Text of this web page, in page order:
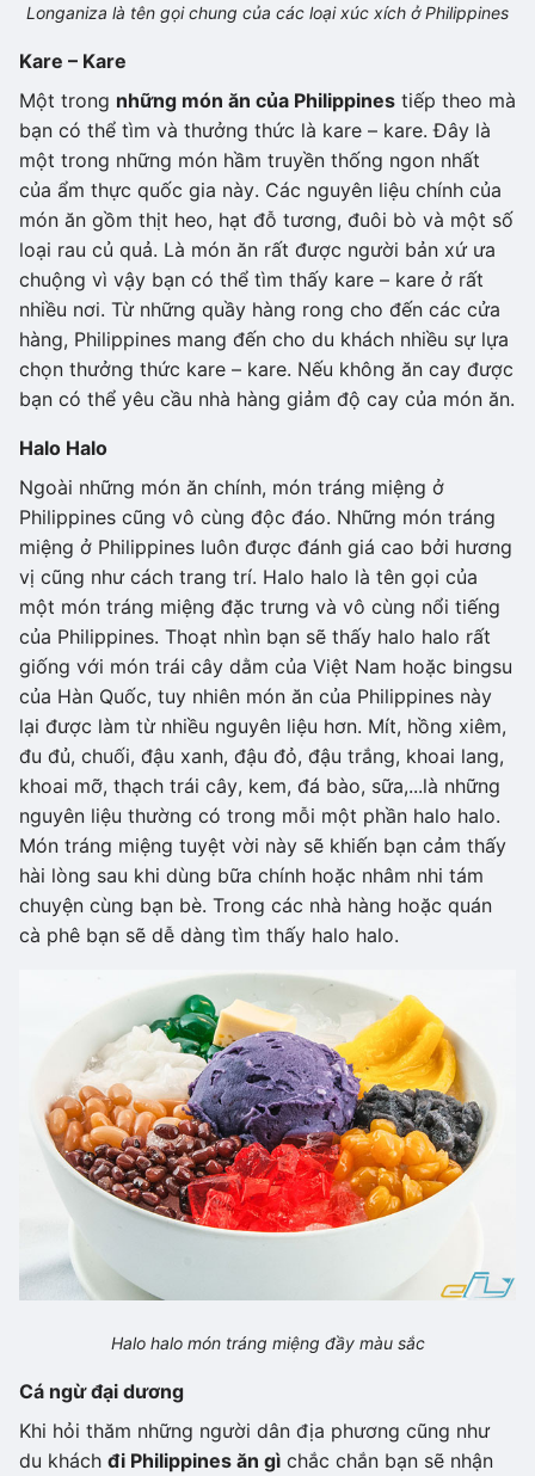
Longaniza là tên gọi chung của các loại xúc xích ở Philippines
Kare – Kare
Một trong những món ăn của Philippines tiếp theo mà
bạn có thể tìm và thưởng thức là kare – kare. Đây là
một trong những món hầm truyền thống ngon nhất
của ẩm thực quốc gia này. Các nguyên liệu chính của
món ăn gồm thịt heo, hạt đỗ tương, đuôi bò và một số
loại rau củ quả. Là món ăn rất được người bản xứ ưa
chuộng vì vậy bạn có thể tìm thấy kare – kare ở rất
nhiều nơi. Từ những quầy hàng rong cho đến các cửa
hàng, Philippines mang đến cho du khách nhiều sự lựa
chọn thưởng thức kare – kare. Nếu không ăn cay được
bạn có thể yêu cầu nhà hàng giảm độ cay của món ăn.
Halo Halo
Ngoài những món ăn chính, món tráng miệng ở
Philippines cũng vô cùng độc đáo. Những món tráng
miệng ở Philippines luôn được đánh giá cao bởi hương
vị cũng như cách trang trí. Halo halo là tên gọi của
một món tráng miệng đặc trưng và vô cùng nổi tiếng
của Philippines. Thoạt nhìn bạn sẽ thấy halo halo rất
giống với món trái cây dằm của Việt Nam hoặc bingsu
của Hàn Quốc, tuy nhiên món ăn của Philippines này
lại được làm từ nhiều nguyên liệu hơn. Mít, hồng xiêm,
đu đủ, chuối, đậu xanh, đậu đỏ, đậu trắng, khoai lang,
khoai mỡ, thạch trái cây, kem, đá bào, sữa,...là những
nguyên liệu thường có trong mỗi một phần halo halo.
Món tráng miệng tuyệt vời này sẽ khiến bạn cảm thấy
hài lòng sau khi dùng bữa chính hoặc nhâm nhi tám
chuyện cùng bạn bè. Trong các nhà hàng hoặc quán
cà phê bạn sẽ dễ dàng tìm thấy halo halo.
Halo halo món tráng miệng đầy màu sắc
Cá ngừ đại dương
Khi hỏi thăm những người dân địa phương cũng như
du khách đi Philippines ăn gì chắc chắn bạn sẽ nhận